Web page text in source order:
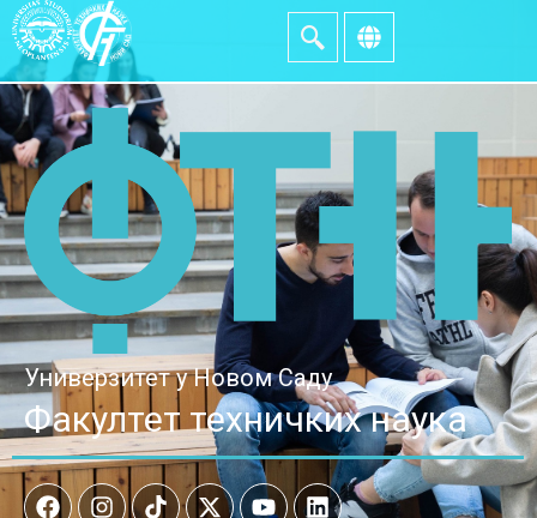
Универзитет у Новом Саду
Факултет техничких наука